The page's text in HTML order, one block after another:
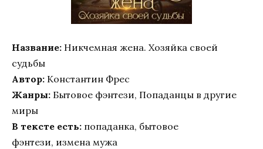
Название: Никчемная жена. Хозяйка своей
судьбы
Автор: Константин Фрес
Жанры: Бытовое фэнтези, Попаданцы в другие
миры
В тексте есть: попаданка, бытовое
фэнтези, измена мужа